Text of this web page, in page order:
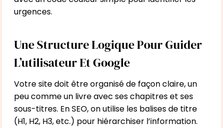
urgences.
Une Structure Logique Pour Guider
L’utilisateur Et Google
Votre site doit être organisé de façon claire, un
peu comme un livre avec ses chapitres et ses
sous-titres. En SEO, on utilise les balises de titre
(H1, H2, H3, etc.) pour hiérarchiser l’information.